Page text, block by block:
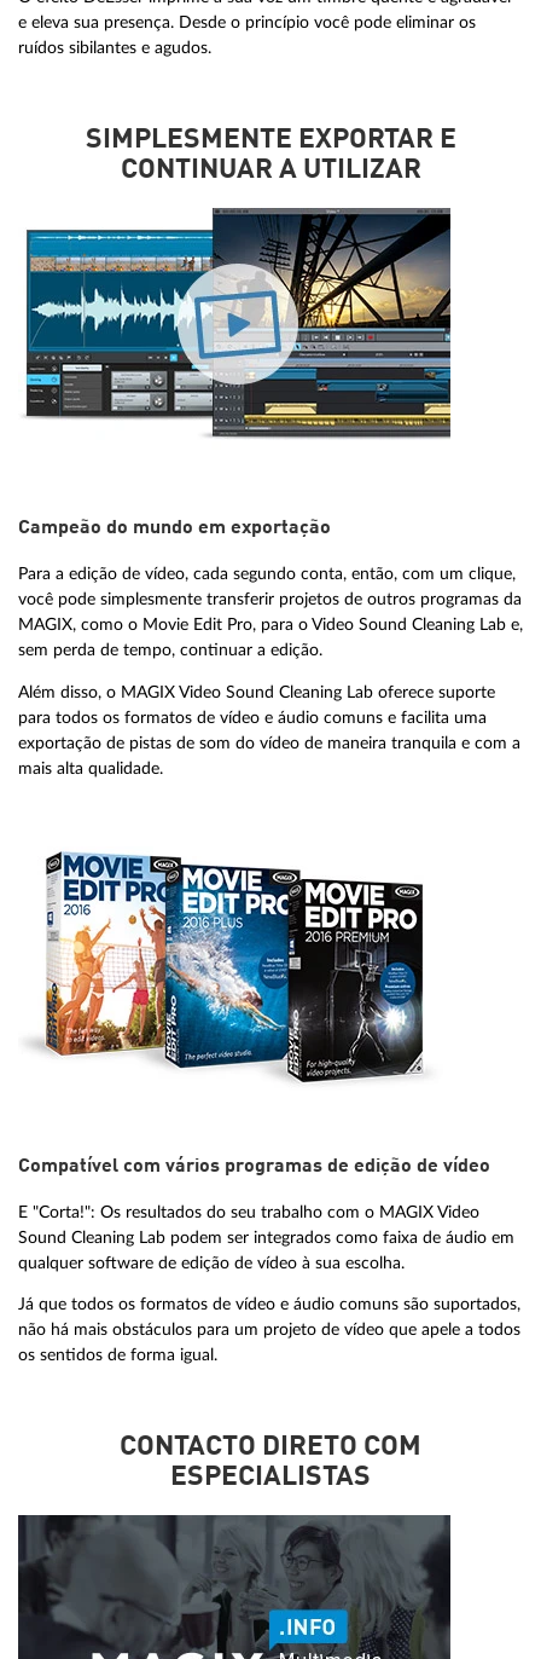
e eleva sua presença. Desde o princípio você pode eliminar os
ruídos sibilantes e agudos.
SIMPLESMENTE EXPORTAR E
CONTINUAR A UTILIZAR
Campeão do mundo em exportação
Para a edição de vídeo, cada segundo conta, então, com um clique,
você pode simplesmente transferir projetos de outros programas da
MAGIX, como o Movie Edit Pro, para o Video Sound Cleaning Lab e,
sem perda de tempo, continuar a edição.
Além disso, o MAGIX Video Sound Cleaning Lab oferece suporte
para todos os formatos de vídeo e áudio comuns e facilita uma
exportação de pistas de som do vídeo de maneira tranquila e com a
mais alta qualidade.
Compatível com vários programas de edição de vídeo
E "Corta!": Os resultados do seu trabalho com o MAGIX Video
Sound Cleaning Lab podem ser integrados como faixa de áudio em
qualquer software de edição de vídeo à sua escolha.
Já que todos os formatos de vídeo e áudio comuns são suportados,
não há mais obstáculos para um projeto de vídeo que apele a todos
os sentidos de forma igual.
CONTACTO DIRETO COM
ESPECIALISTAS